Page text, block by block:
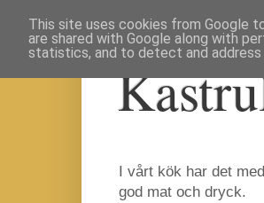
I vårt kök har det
god mat och dryck.
This site uses cookies from Google
are shared with Google along with
statistics, and to detect and address